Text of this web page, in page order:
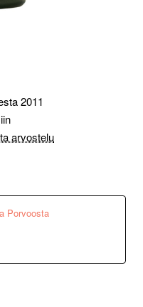
2011
arvostelu
Porvoosta